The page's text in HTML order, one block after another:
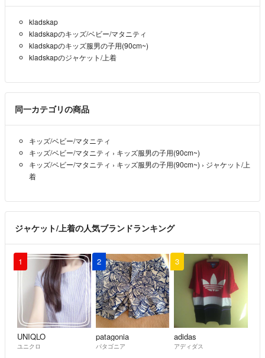
kladskap
kladskapのキッズ/ベビー/マタニティ
kladskapのキッズ服男の子用(90cm~)
kladskapのジャケット/上着
同一カテゴリの商品
キッズ/ベビー/マタニティ
キッズ/ベビー/マタニティ › キッズ服男の子用(90cm~)
キッズ/ベビー/マタニティ › キッズ服男の子用(90cm~) › ジャケット/上
着
ジャケット/上着の人気ブランドランキング
1
UNIQLO
ユニクロ
2
patagonia
パタゴニア
3
adidas
アディダス